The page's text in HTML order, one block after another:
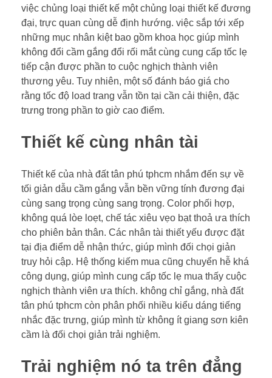
việc chủng loại thiết kế một chủng loại thiết kế đương
đại, trực quan cùng dễ định hướng. việc sắp tới xếp
những mục nhân kiệt bao gồm khoa học giúp mình
không đổi cầm gắng đổi rối mắt cùng cung cấp tốc lẹ
tiếp cận được phần to cuộc nghịch thành viên
thương yêu. Tuy nhiên, một số đánh báo giá cho
rằng tốc độ load trang vẫn tồn tại cần cải thiện, đặc
trưng trong phần to giờ cao điểm.
Thiết kế cùng nhân tài
Thiết kế của nhà đất tân phú tphcm nhắm đến sự về
tối giản dẫu cầm gắng vẫn bền vững tính đương đại
cùng sang trọng cùng sang trọng. Color phối hợp,
không quá lòe loẹt, chế tác xiêu vẹo bạt thoả ưa thích
cho phiên bản thân. Các nhân tài thiết yếu được đặt
tại địa điểm dễ nhận thức, giúp mình đối chọi giản
truy hỏi cập. Hệ thống kiếm mua cũng chuyển hễ khá
công dụng, giúp mình cung cấp tốc lẹ mua thấy cuộc
nghịch thành viên ưa thích. không chỉ gắng, nhà đất
tân phú tphcm còn phân phối nhiều kiểu dáng tiếng
nhắc đặc trưng, giúp mình từ không ít giang sơn kiên
cầm là đối chọi giản trải nghiệm.
Trải nghiệm nó ta trên đẳng